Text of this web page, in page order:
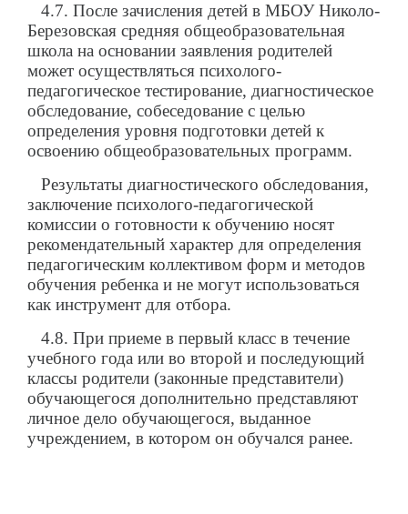
4.7. После зачисления детей в МБОУ Николо-
Березовская средняя общеобразовательная
школа на основании заявления родителей
может осуществляться психолого-
педагогическое тестирование, диагностическое
обследование, собеседование с целью
определения уровня подготовки детей к
освоению общеобразовательных программ.
Результаты диагностического обследования,
заключение психолого-педагогической
комиссии о готовности к обучению носят
рекомендательный характер для определения
педагогическим коллективом форм и методов
обучения ребенка и не могут использоваться
как инструмент для отбора.
4.8. При приеме в первый класс в течение
учебного года или во второй и последующий
классы родители (законные представители)
обучающегося дополнительно представляют
личное дело обучающегося, выданное
учреждением, в котором он обучался ранее.